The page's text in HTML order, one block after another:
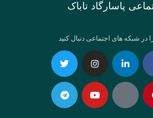
پاسارگاد تاباک
در شبکه های اجتماعی دنبال کنید
Linkedin-
in
Instagram
Twitter Eaparat
Youtube
Telegram